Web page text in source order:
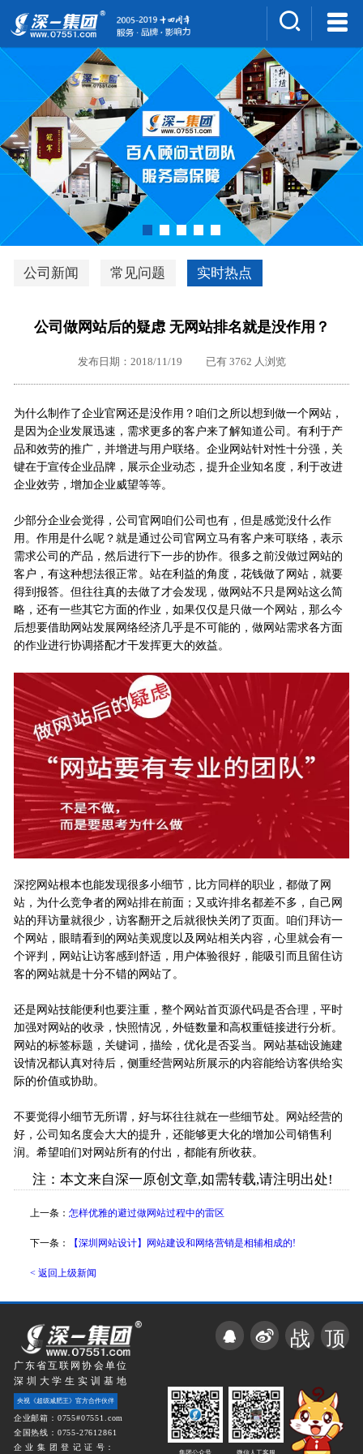
集团介绍
人才招聘
案例展示
新闻中心
深一风采
联系我们
深优通系统V3.0
深一集团优势
外地客户专栏
工单提交
公司新闻 常见问题 实时热点
公司做网站后的疑虑 无网站排名就是没作用？
发布日期：2018/11/19 已有 3762 人浏览
为什么制作了企业官网还是没作用？咱们之所以想到做一个网站，
是因为企业发展迅速，需求更多的客户来了解知道公司。有利于产
品和效劳的推广，并增进与用户联络。企业网站针对性十分强，关
键在于宣传企业品牌，展示企业动态，提升企业知名度，利于改进
企业效劳，增加企业威望等等。
少部分企业会觉得，公司官网咱们公司也有，但是感觉没什么作
用。作用是什么呢？就是通过公司官网立马有客户来可联络，表示
需求公司的产品，然后进行下一步的协作。很多之前没做过网站的
客户，有这种想法很正常。站在利益的角度，花钱做了网站，就要
得到报答。但往往真的去做了才会发现，做网站不只是网站这么简
略，还有一些其它方面的作业，如果仅仅是只做一个网站，那么今
后想要借助网站发展网络经济几乎是不可能的，做网站需求各方面
的作业进行协调搭配才干发挥更大的效益。
深挖网站根本也能发现很多小细节，比方同样的职业，都做了网
站，为什么竞争者的网站排在前面；又或许排名都差不多，自己网
站的拜访量就很少，访客翻开之后就很快关闭了页面。咱们拜访一
个网站，眼睛看到的网站美观度以及网站相关内容，心里就会有一
个评判，网站让访客感到舒适，用户体验很好，能吸引而且留住访
客的网站就是十分不错的网站了。
还是网站技能便利也要注重，整个网站首页源代码是否合理，平时
加强对网站的收录，快照情况，外链数量和高权重链接进行分析。
网站的标签标题，关键词，描绘，优化是否妥当。网站基础设施建
设情况都认真对待后，侧重经营网站所展示的内容能给访客供给实
际的价值或协助。
不要觉得小细节无所谓，好与坏往往就在一些细节处。网站经营的
好，公司知名度会大大的提升，还能够更大化的增加公司销售利
润。希望咱们对网站所有的付出，都能有所收获。
注：本文来自深一原创文章,如需转载,请注明出处!
上一条： 怎样优雅的避过做网站过程中的雷区
下一条： 【深圳网站设计】网站建设和网络营销是相辅相成的!
< 返回上级新闻
广东省互联网协会单位
深圳大学生实训基地
央视《超级减肥王》官方合作伙伴
企业邮箱：0755#07551.com
全国热线：0755-27612861
企 业 集 团 登 记 证 号：
战 顶